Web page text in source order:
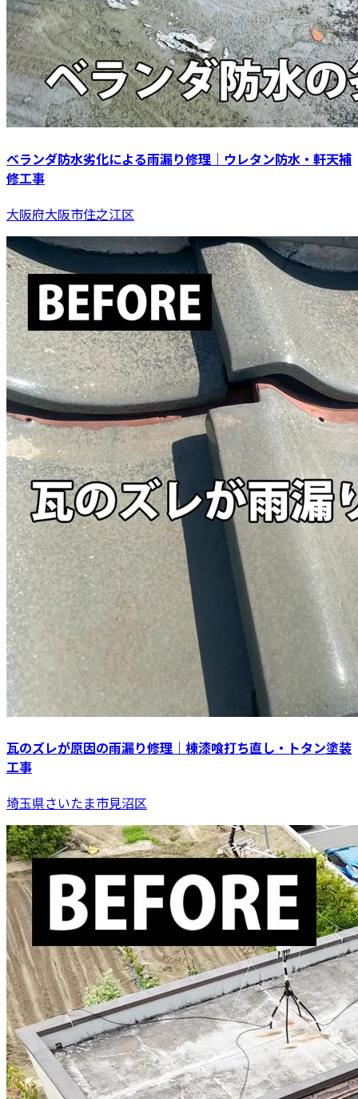
ベランダ防水劣化による雨漏り修理｜ウレタン防水・軒天補
修工事
大阪府大阪市住之江区
瓦のズレが原因の雨漏り修理｜棟漆喰打ち直し・トタン塗装
工事
埼玉県さいたま市見沼区